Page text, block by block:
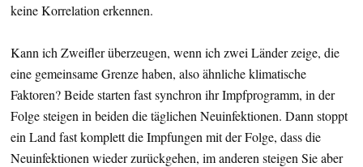
keine Korrelation erkennen.
Kann ich Zweifler überzeugen, wenn ich zwei Länder zeige, die
eine gemeinsame Grenze haben, also ähnliche klimatische
Faktoren? Beide starten fast synchron ihr Impfprogramm, in der
Folge steigen in beiden die täglichen Neuinfektionen. Dann stoppt
ein Land fast komplett die Impfungen mit der Folge, dass die
Neuinfektionen wieder zurückgehen, im anderen steigen Sie aber